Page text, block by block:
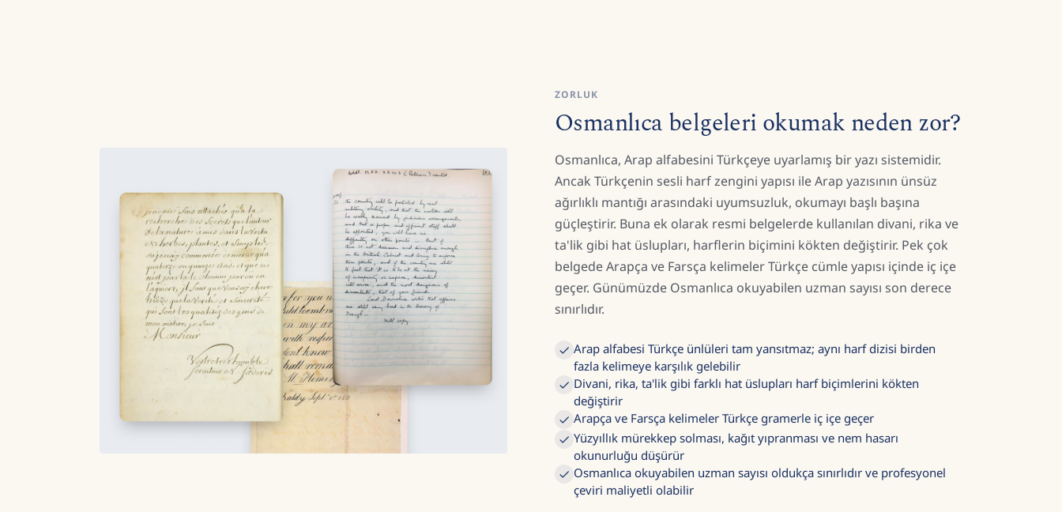
ZORLUK
Osmanlıca belgeleri okumak neden zor?
Osmanlıca, Arap alfabesini Türkçeye uyarlamış bir yazı sistemidir.
Ancak Türkçenin sesli harf zengini yapısı ile Arap yazısının ünsüz
ağırlıklı mantığı arasındaki uyumsuzluk, okumayı başlı başına
güçleştirir. Buna ek olarak resmi belgelerde kullanılan divani, rika ve
ta'lik gibi hat üslupları, harflerin biçimini kökten değiştirir. Pek çok
belgede Arapça ve Farsça kelimeler Türkçe cümle yapısı içinde iç içe
geçer. Günümüzde Osmanlıca okuyabilen uzman sayısı son derece
sınırlıdır.
Arap alfabesi Türkçe ünlüleri tam yansıtmaz; aynı harf dizisi birden
fazla kelimeye karşılık gelebilir
Divani, rika, ta'lik gibi farklı hat üslupları harf biçimlerini kökten
değiştirir
Arapça ve Farsça kelimeler Türkçe gramerle iç içe geçer
Yüzyıllık mürekkep solması, kağıt yıpranması ve nem hasarı
okunurluğu düşürür
Osmanlıca okuyabilen uzman sayısı oldukça sınırlıdır ve profesyonel
çeviri maliyetli olabilir